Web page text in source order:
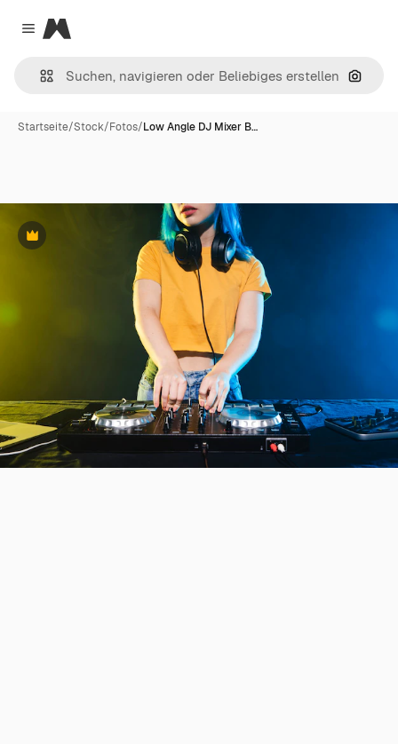
Close menu
Magnific
Nach
Startseite/Stock/Fotos/Low Angle DJ Mixer B…
Premium